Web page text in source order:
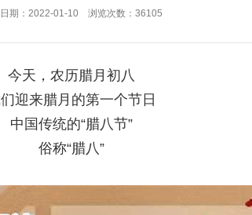
期：2022-01-10 浏览次数：36105
今天，农历腊月初八
迎来腊月的第一个节日
中国传统的“腊八节”
俗称“腊八”